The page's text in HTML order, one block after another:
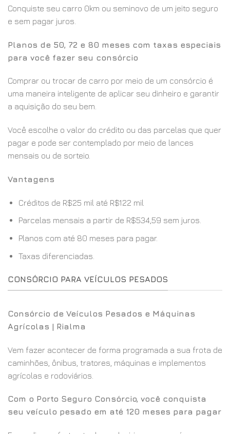
Conquiste seu carro 0km ou seminovo de um jeito seguro
e sem pagar juros.
Planos de 50, 72 e 80 meses com taxas especiais
para você fazer seu consórcio
Comprar ou trocar de carro por meio de um consórcio é
uma maneira inteligente de aplicar seu dinheiro e garantir
a aquisição do seu bem.
Você escolhe o valor do crédito ou das parcelas que quer
pagar e pode ser contemplado por meio de lances
mensais ou de sorteio.
Vantagens
Créditos de R$25 mil até R$122 mil
Parcelas mensais a partir de R$534,59 sem juros.
Planos com até 80 meses para pagar.
Taxas diferenciadas.
CONSÓRCIO PARA VEÍCULOS PESADOS
Consórcio de Veículos Pesados e Máquinas
Agrícolas | Rialma
Vem fazer acontecer de forma programada a sua frota de
caminhões, ônibus, tratores, máquinas e implementos
agrícolas e rodoviários.
Com o Porto Seguro Consórcio, você conquista
seu veículo pesado em até 120 meses para pagar